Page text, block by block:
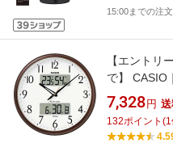
15:00までの注
【エントリ
で】 CASIO
ceptor（ウ
ウン
7,328 円
132ポイント (1